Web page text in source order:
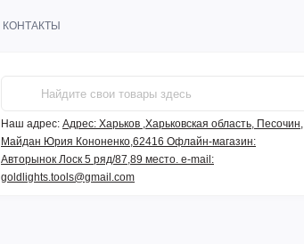
КОНТАКТЫ
Наш адрес: Адрес: Харьков ,Харьковская область, Песочин,
Майдан Юрия Кононенко,62416 Офлайн-магазин:
Авторынок Лоск 5 ряд/87,89 место. e-mail:
goldlights.tools@gmail.com